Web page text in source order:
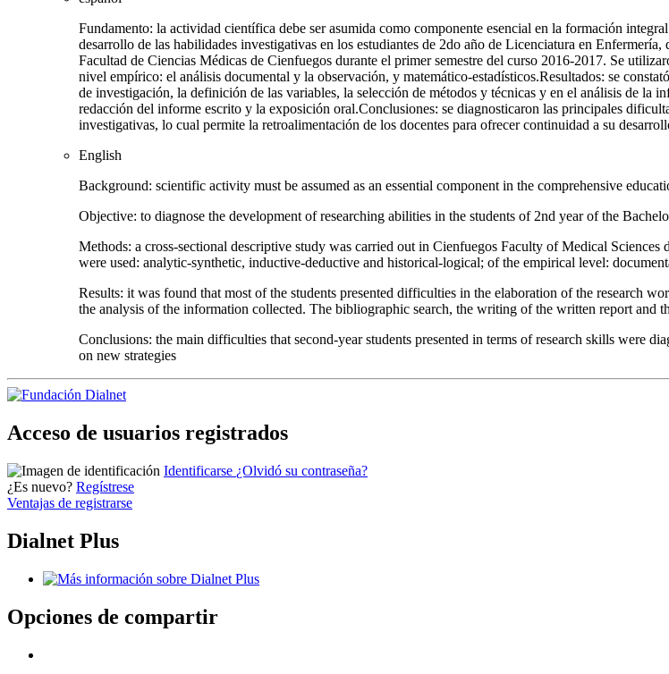
Fundamento: la actividad científica debe ser asumida como componente esencial en la formación
desarrollo de las habilidades investigativas en los estudiantes de 2do año de Licenciatura en
Facultad de Ciencias Médicas de Cienfuegos durante el primer semestre del curso 2016-2017. Se
nivel empírico: el análisis documental y la observación, y matemático-estadísticos.Resultados: se
de investigación, la definición de las variables, la selección de métodos y técnicas y en el análisis de la
redacción del informe escrito y la exposición oral.Conclusiones: se diagnosticaron las principales
investigativas, lo cual permite la retroalimentación de los docentes para ofrecer continuidad a su
English
Background: scientific activity must be assumed as an essential component in the comprehensive
Objective: to diagnose the development of researching abilities in the students of 2nd year of the
Methods: a cross-sectional descriptive study was carried out in Cienfuegos Faculty of Medical
were used: analytic-synthetic, inductive-deductive and historical-logical; of the empirical level:
Results: it was found that most of the students presented difficulties in the elaboration of the research
the analysis of the information collected. The bibliographic search, the writing of the written report and
Conclusions: the main difficulties that second-year students presented in terms of research skills were
on new strategies
Acceso de usuarios registrados
Identificarse ¿Olvidó su contraseña?
¿Es nuevo? Regístrese
Ventajas de registrarse
Dialnet Plus
Opciones de compartir